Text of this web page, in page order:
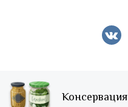
Консервация